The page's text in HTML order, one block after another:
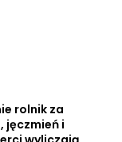
rolnik za
jęczmień i